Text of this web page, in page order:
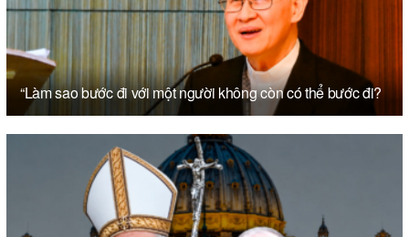
“Làm sao bước đi với một người không còn có thể bước đi?